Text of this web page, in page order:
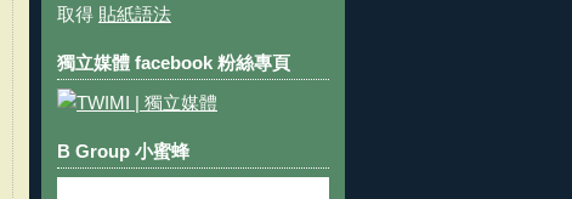
取得 貼紙語法
獨立媒體 facebook 粉絲專頁
B Group 小蜜蜂